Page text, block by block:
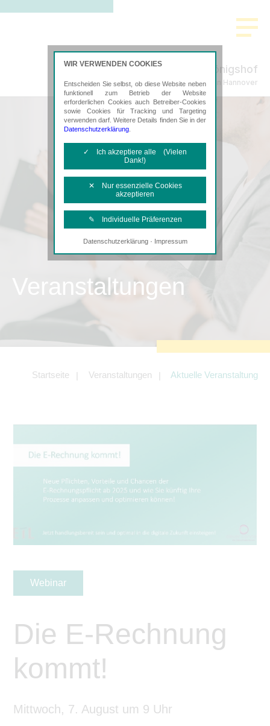
Im Königshof
Steuerberatung in Hannover
Veranstaltungen
Startseite Veranstaltungen Aktuelle Veranstaltung
Webinar
Die E-Rechnung
kommt!
Mittwoch, 7. August um 9 Uhr
WIR VERWENDEN COOKIES
Entscheiden Sie selbst, ob diese Website neben
funktionell zum Betrieb der Website
erforderlichen Cookies auch Betreiber-Cookies
sowie Cookies für Tracking und Targeting
verwenden darf. Weitere Details finden Sie in der
Datenschutzerklärung
✓ Ich akzeptiere alle (Vielen
Dank!)
✕ Nur essenzielle Cookies
akzeptieren
✎ Individuelle Präferenzen
Notwendige Cookies
Diese Cookies sind erforderlich, um die
Tracking- und Targeting-Cookies
Angebotes einschließlich der
Angeboten von z.B. Facebook und
LinkedIn.
Datenschutzerklärung· Impressum